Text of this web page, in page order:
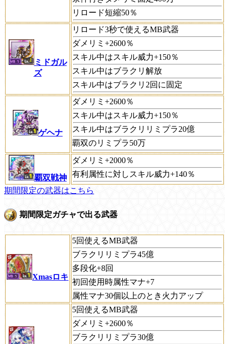
リロード短縮50％
ミドガル
ズ
リロード3秒で使えるMB武器
ダメリミ+2600％
スキル中はスキル威力+150％
スキル中はブラクリ解放
スキル中はブラクリ2回に固定
ゲヘナ
ダメリミ+2600％
スキル中はスキル威力+150％
スキル中はブラクリリミプラ20億
覇双のリミプラ50万
覇双戦神
ダメリミ+2000％
有利属性に対しスキル威力+140％
期間限定の武器はこちら
期間限定ガチャで出る武器
Xmasロキ
5回使えるMB武器
ブラクリリミプラ45億
多段化+8回
初回使用時属性マナ+7
属性マナ30個以上のとき火力アップ
5回使えるMB武器
ダメリミ+2600％
ブラクリリミプラ30億